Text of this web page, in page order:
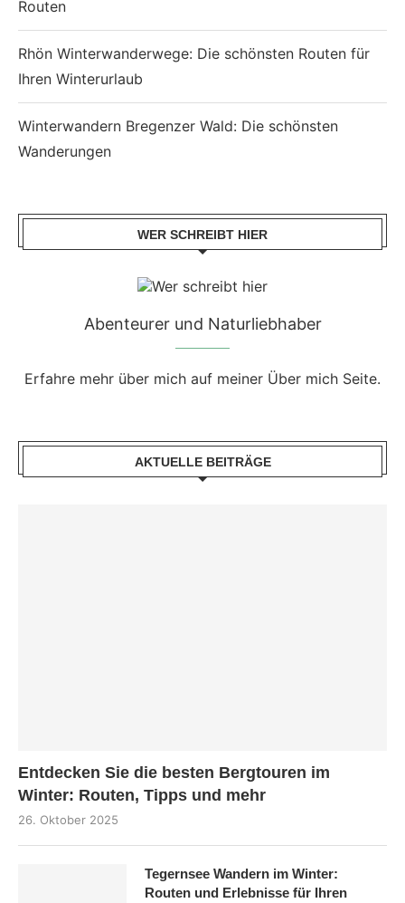
Routen
Rhön Winterwanderwege: Die schönsten Routen für
Ihren Winterurlaub
Winterwandern Bregenzer Wald: Die schönsten
Wanderungen
WER SCHREIBT HIER
Abenteurer und Naturliebhaber
Erfahre mehr über mich auf meiner Über mich Seite.
AKTUELLE BEITRÄGE
Entdecken Sie die besten Bergtouren im
Winter: Routen, Tipps und mehr
26. Oktober 2025
Tegernsee Wandern im Winter:
Routen und Erlebnisse für Ihren